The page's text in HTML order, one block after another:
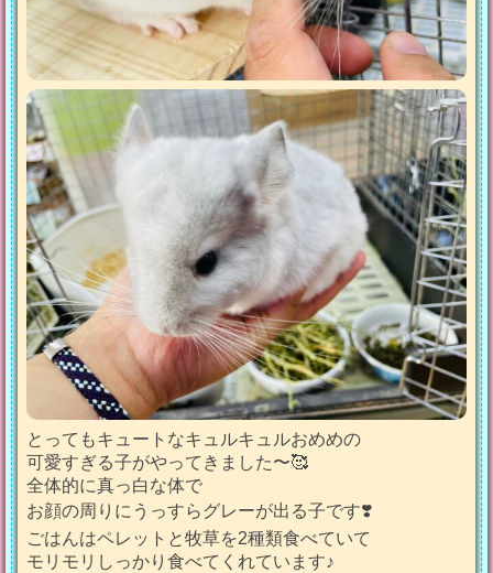
とってもキュートなキュルキュルおめめの
可愛すぎる子がやってきました〜🥰
全体的に真っ白な体で
お顔の周りにうっすらグレーが出る子です❣️
ごはんはペレットと牧草を2種類食べていて
モリモリしっかり食べてくれています♪